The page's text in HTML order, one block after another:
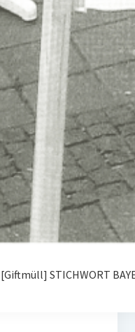
STICHWORT